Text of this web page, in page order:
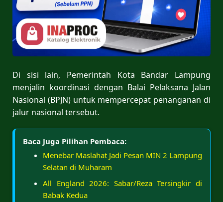
Di sisi lain, Pemerintah Kota Bandar Lampung
menjalin koordinasi dengan Balai Pelaksana Jalan
Nasional (BPJN) untuk mempercepat penanganan di
jalur nasional tersebut.
Baca Juga Pilihan Pembaca:
Menebar Maslahat Jadi Pesan MIN 2 Lampung
Selatan di Muharam
All England 2026: Sabar/Reza Tersingkir di
Babak Kedua